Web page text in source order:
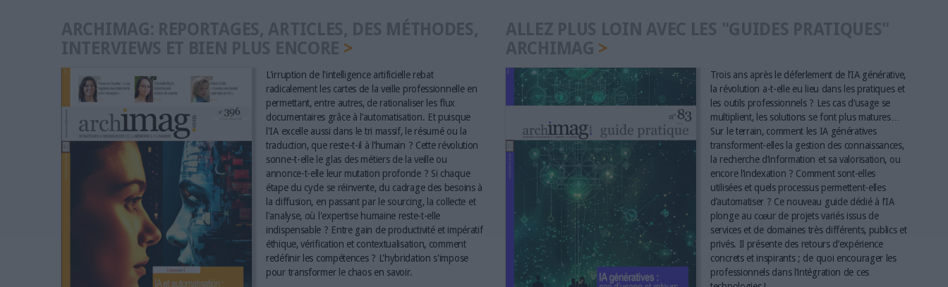
L'irruption de l'intelligence artificielle rebat
radicalement les cartes de la veille professionnelle en
permettant, entre autres, de rationaliser les flux
documentaires grâce à l’automatisation. Et puisque
l'IA excelle aussi dans le tri massif, le résumé ou la
traduction, que reste-t-il à l’humain ? Cette révolution
sonne-t-elle le glas des métiers de la veille ou
annonce-t-elle leur mutation profonde ? Si chaque
étape du cycle se réinvente, du cadrage des besoins à
la diffusion, en passant par le sourcing, la collecte et
l'analyse, où l'expertise humaine reste-t-elle
indispensable ? Entre gain de productivité et impératif
éthique, vérification et contextualisation, comment
redéfinir les compétences ? L'hybridation s'impose
pour transformer le chaos en savoir.
Trois ans après le déferlement de l’IA générative,
la révolution a-t-elle eu lieu dans les pratiques et
les outils professionnels ? Les cas d’usage se
multiplient, les solutions se font plus matures…
Sur le terrain, comment les IA génératives
transforment-elles la gestion des connaissances,
la recherche d’information et sa valorisation, ou
encore l’indexation ? Comment sont-elles
utilisées et quels processus permettent-elles
d’automatiser ? Ce nouveau guide dédié à l’IA
plonge au cœur de projets variés issus de
services et de domaines très différents, publics et
privés. Il présente des retours d’expérience
concrets et inspirants ; de quoi encourager les
professionnels dans l’intégration de ces